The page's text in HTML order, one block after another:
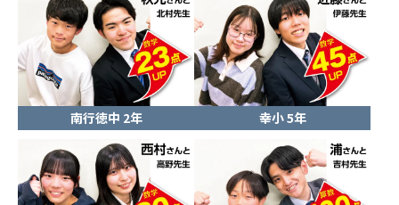
南行徳中 2年 幸小 5年